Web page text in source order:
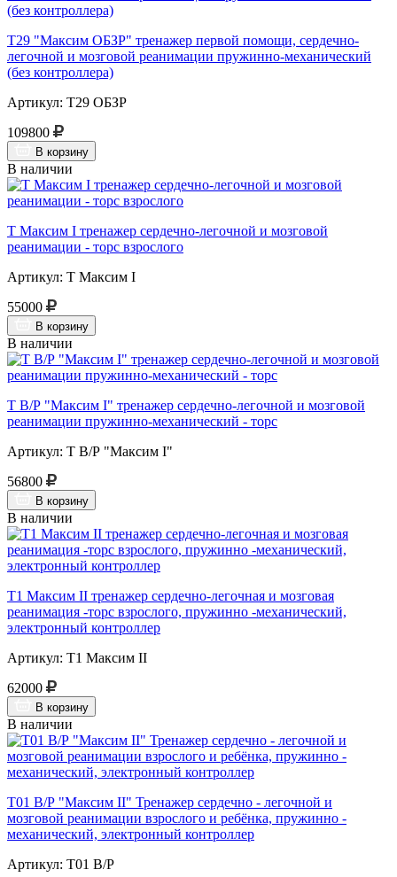
Т29 "Максим ОБЗР" тренажер первой помощи, сердечно-
легочной и мозговой реанимации пружинно-механический
(без контроллера)
Артикул: Т29 ОБЗР
109800
В корзину
В наличии
Т Максим I тренажер сердечно-легочной и мозговой
реанимации - торс взрослого
Артикул: Т Максим I
55000
В корзину
В наличии
Т В/Р "Максим I" тренажер сердечно-легочной и мозговой
реанимации пружинно-механический - торс
Артикул: Т В/Р "Максим I"
56800
В корзину
В наличии
Т1 Максим II тренажер сердечно-легочная и мозговая
реанимация -торс взрослого, пружинно -механический,
электронный контроллер
Артикул: Т1 Максим II
62000
В корзину
В наличии
Т01 В/Р "Максим II" Тренажер сердечно - легочной и
мозговой реанимации взрослого и ребёнка, пружинно -
механический, электронный контроллер
Артикул: Т01 В/Р